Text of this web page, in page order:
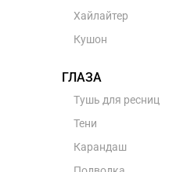
Хайлайтер
Кушон
ГЛАЗА
Тушь для ресниц
Тени
Карандаш